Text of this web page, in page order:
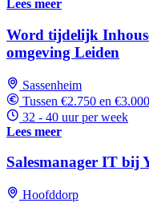
Lees meer
Word tijdelijk
omgeving Leiden
Sassenheim
Tussen €2.750 en
32 - 40 uur per week
Lees meer
Salesmanager IT bij
Hoofddorp